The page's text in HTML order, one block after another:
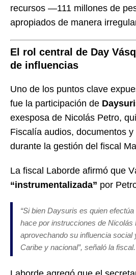
recursos —111 millones de
apropiados de manera
El rol central de Day
de influencias
Uno de los puntos clave
fue la participación de
exesposa de Nicolás Petro,
Fiscalía audios, documentos
durante la gestión del fiscal
La fiscal Laborde afirmó que
“instrumentalizada” por
“Si bien Daysuris es quien
hace por instrucciones de Nicolás
aprovechando su influencia social
Caribe y nacional”, señaló la fiscal.